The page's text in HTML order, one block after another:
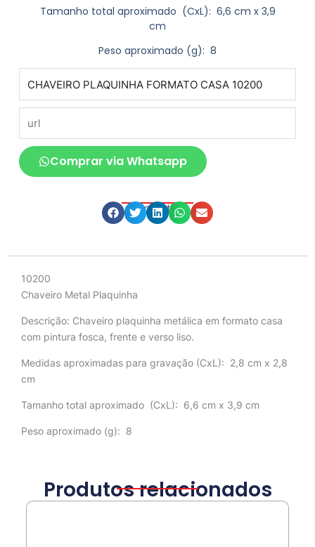
Tamanho total aproximado (CxL): 6,6 cm x 3,9
cm
Peso aproximado (g): 8
Comprar via Whatsapp
Compartilhe
10200
Chaveiro Metal Plaquinha
Descrição: Chaveiro plaquinha metálica em formato casa
com pintura fosca, frente e verso liso.
Medidas aproximadas para gravação (CxL): 2,8 cm x 2,8
cm
Tamanho total aproximado (CxL): 6,6 cm x 3,9 cm
Peso aproximado (g): 8
Produtos relacionados